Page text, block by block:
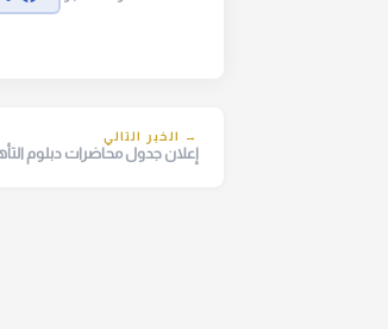
→ الخبر التالي
إعلان جدول محاضرات دبلوم